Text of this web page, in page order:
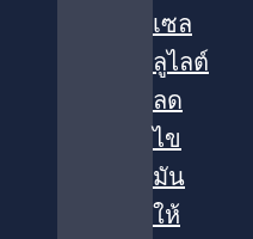
เซล
ลูไลต์
ลด
ไข
มัน
ให้